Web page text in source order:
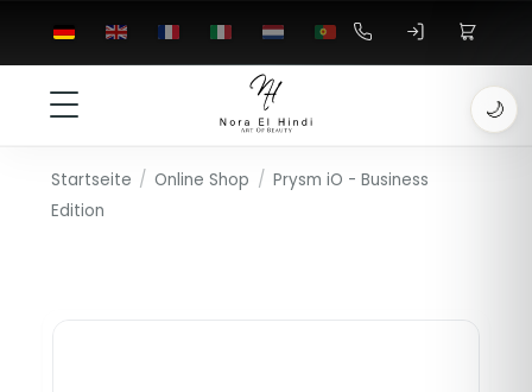
Startseite / Online Shop / Prysm iO - Business
Edition
🌙